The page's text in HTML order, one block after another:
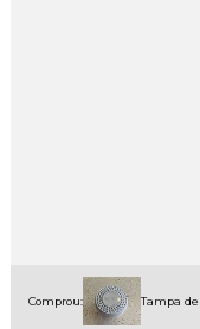
Comprou: Tampa de